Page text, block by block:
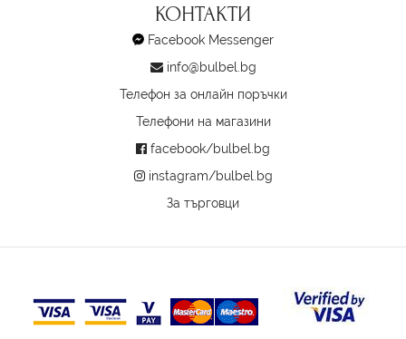
КОНТАКТИ
Facebook Messenger
info@bulbel.bg
Телефон за онлайн поръчки
Телефони на магазини
facebook/bulbel.bg
instagram/bulbel.bg
За търговци